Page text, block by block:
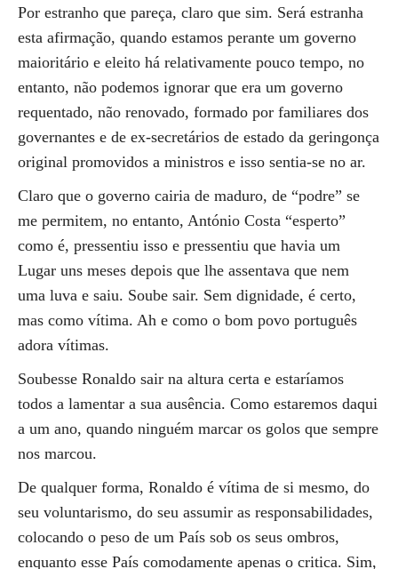
Por estranho que pareça, claro que sim. Será estranha
esta afirmação, quando estamos perante um governo
maioritário e eleito há relativamente pouco tempo, no
entanto, não podemos ignorar que era um governo
requentado, não renovado, formado por familiares dos
governantes e de ex-secretários de estado da geringonça
original promovidos a ministros e isso sentia-se no ar.
Claro que o governo cairia de maduro, de “podre” se
me permitem, no entanto, António Costa “esperto”
como é, pressentiu isso e pressentiu que havia um
Lugar uns meses depois que lhe assentava que nem
uma luva e saiu. Soube sair. Sem dignidade, é certo,
mas como vítima. Ah e como o bom povo português
adora vítimas.
Soubesse Ronaldo sair na altura certa e estaríamos
todos a lamentar a sua ausência. Como estaremos daqui
a um ano, quando ninguém marcar os golos que sempre
nos marcou.
De qualquer forma, Ronaldo é vítima de si mesmo, do
seu voluntarismo, do seu assumir as responsabilidades,
colocando o peso de um País sob os seus ombros,
enquanto esse País comodamente apenas o critica. Sim,